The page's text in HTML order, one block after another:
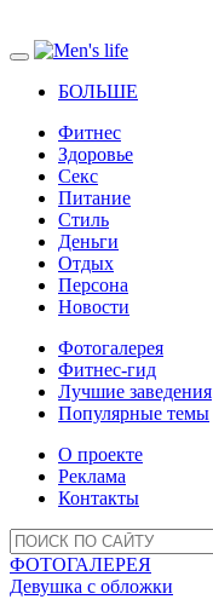
БОЛЬШЕ
Фитнес
Здоровье
Секс
Питание
Стиль
Деньги
Отдых
Персона
Новости
Фотогалерея
Фитнес-гид
Лучшие заведения
Популярные темы
О проекте
Реклама
Контакты
ФОТОГАЛЕРЕЯ
Девушка с обложки